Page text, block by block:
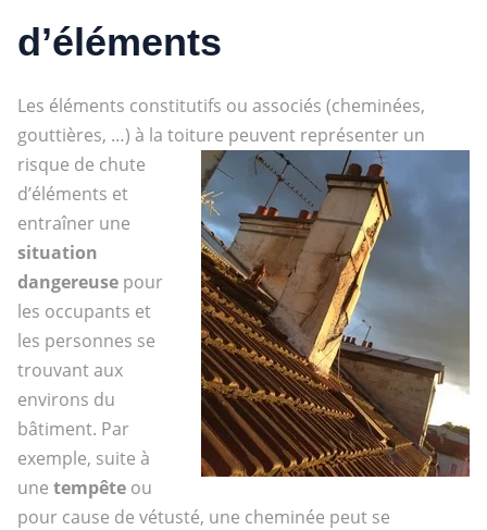
d’éléments
Les éléments constitutifs ou associés (cheminées,
gouttières, …) à la toiture peuvent représenter un
risque de chute
d’éléments et
entraîner une
situation
dangereuse pour
les occupants et
les personnes se
trouvant aux
environs du
bâtiment. Par
exemple, suite à
une tempêteou
pour cause de vétusté, une cheminée peut se